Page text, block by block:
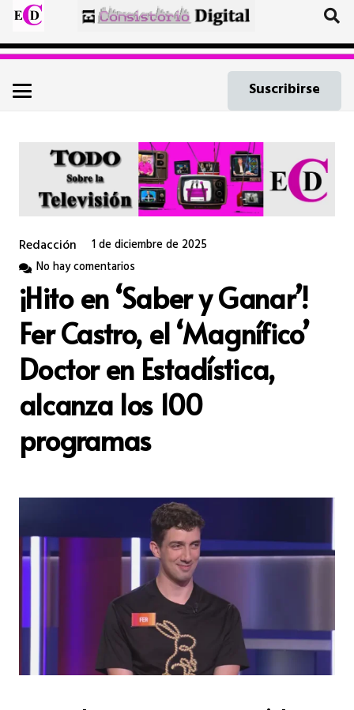
Suscribirse
Redacción
1 de diciembre de 2025
No hay comentarios
¡Hito en ‘Saber y Ganar’!
Fer Castro, el ‘Magnífico’
Doctor en Estadística,
alcanza los 100
programas